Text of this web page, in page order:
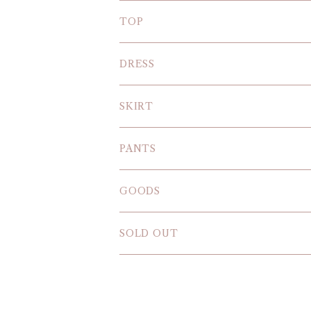
TOP
KNIT
BLOUSE
T-SHIRT
SWEAT SHIRT
DRESS
SKIRT
PANTS
GOODS
SOLD OUT